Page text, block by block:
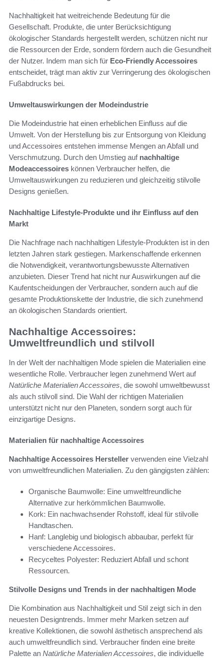
Nachhaltigkeit hat weitreichende Bedeutung für die
Gesellschaft. Produkte, die unter Berücksichtigung
ökologischer Standards hergestellt werden, schützen nicht nur
die Ressourcen der Erde, sondern fördern auch die Gesundheit
der Nutzer. Indem man sich für Eco-Friendly Accessoires
entscheidet, trägt man aktiv zur Verringerung des ökologischen
Fußabdrucks bei.
Umweltauswirkungen der Modeindustrie
Die Modeindustrie hat einen erheblichen Einfluss auf die
Umwelt. Von der Herstellung bis zur Entsorgung von Kleidung
und Accessoires entstehen immense Mengen an Abfall und
Verschmutzung. Durch den Umstieg auf nachhaltige
Modeaccessoires können Verbraucher helfen, die
Umweltauswirkungen zu reduzieren und gleichzeitig stilvolle
Designs genießen.
Nachhaltige Lifestyle-Produkte und ihr Einfluss auf den
Markt
Die Nachfrage nach nachhaltigen Lifestyle-Produkten ist in den
letzten Jahren stark gestiegen. Markenschaffende erkennen
die Notwendigkeit, verantwortungsbewusste Alternativen
anzubieten. Dieser Trend hat nicht nur Auswirkungen auf die
Kaufentscheidungen der Verbraucher, sondern auch auf die
gesamte Produktionskette der Industrie, die sich zunehmend
an ökologischen Standards orientiert.
Nachhaltige Accessoires:
Umweltfreundlich und stilvoll
In der Welt der nachhaltigen Mode spielen die Materialien eine
wesentliche Rolle. Verbraucher legen zunehmend Wert auf
Natürliche Materialien Accessoires, die sowohl umweltbewusst
als auch stilvoll sind. Die Wahl der richtigen Materialien
unterstützt nicht nur den Planeten, sondern sorgt auch für
einzigartige Designs.
Materialien für nachhaltige Accessoires
Nachhaltige Accessoires Hersteller verwenden eine Vielzahl
von umweltfreundlichen Materialien. Zu den gängigsten zählen:
Organische Baumwolle: Eine umweltfreundliche
Alternative zur herkömmlichen Baumwolle.
Kork: Ein nachwachsender Rohstoff, ideal für stilvolle
Handtaschen.
Hanf: Langlebig und biologisch abbaubar, perfekt für
verschiedene Accessoires.
Recyceltes Polyester: Reduziert Abfall und schont
Ressourcen.
Stilvolle Designs und Trends in der nachhaltigen Mode
Die Kombination aus Nachhaltigkeit und Stil zeigt sich in den
neuesten Designtrends. Immer mehr Marken setzen auf
kreative Kollektionen, die sowohl ästhetisch ansprechend als
auch umweltfreundlich sind. Verbraucher finden eine breite
Palette an Natürliche Materialien Accessoires, die individuelle